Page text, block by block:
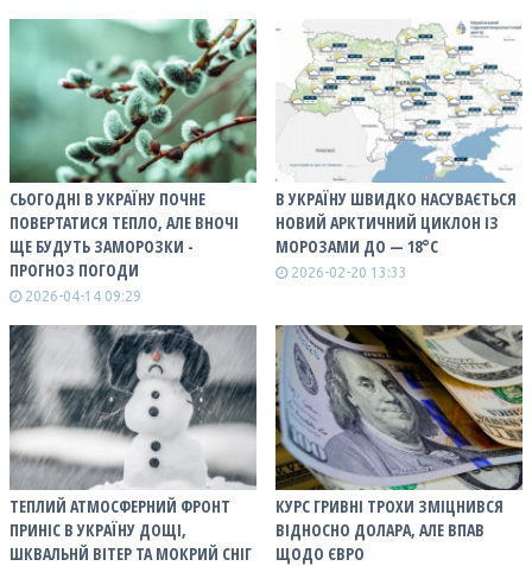
СЬОГОДНІ В УКРАЇНУ ПОЧНЕ
ПОВЕРТАТИСЯ ТЕПЛО, АЛЕ ВНОЧІ
ЩЕ БУДУТЬ ЗАМОРОЗКИ -
ПРОГНОЗ ПОГОДИ
2026-04-14 09:29
В УКРАЇНУ ШВИДКО НАСУВАЄТЬСЯ
НОВИЙ АРКТИЧНИЙ ЦИКЛОН ІЗ
МОРОЗАМИ ДО — 18°С
2026-02-20 13:33
ТЕПЛИЙ АТМОСФЕРНИЙ ФРОНТ
ПРИНІС В УКРАЇНУ ДОЩІ,
ШКВАЛЬНЙ ВІТЕР ТА МОКРИЙ СНІГ
КУРС ГРИВНІ ТРОХИ ЗМІЦНИВСЯ
ВІДНОСНО ДОЛАРА, АЛЕ ВПАВ
ЩОДО ЄВРО